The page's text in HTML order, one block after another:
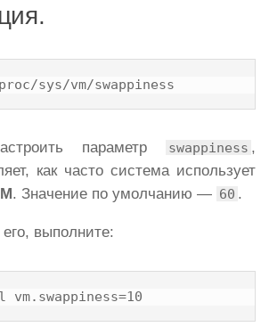
sys/vm/swappiness
параметр swappiness ,
как часто система использует
. Значение по умолчанию — 60 .
выполните: